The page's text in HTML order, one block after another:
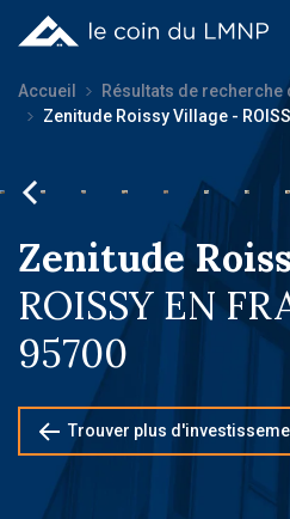
Accueil
Résultats de recherche
Zenitude Roissy Village -
Zenitude
ROISSY EN
95700
Trouver plus